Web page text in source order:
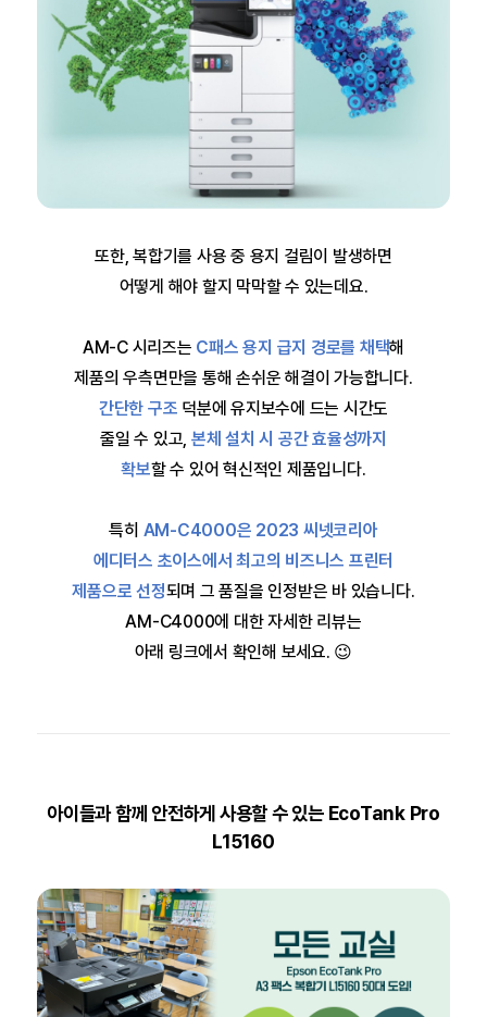
또한, 복합기를 사용 중 용지 걸림이 발생하면
어떻게 해야 할지 막막할 수 있는데요.
AM-C 시리즈는 C패스 용지 급지 경로를 채택해
제품의 우측면만을 통해 손쉬운 해결이 가능합니다.
간단한 구조 덕분에 유지보수에 드는 시간도
줄일 수 있고, 본체 설치 시 공간 효율성까지
확보할 수 있어 혁신적인 제품입니다.
특히 AM-C4000은 2023 씨넷코리아
에디터스 초이스에서 최고의 비즈니스 프린터
제품으로 선정되며 그 품질을 인정받은 바 있습니다.
AM-C4000에 대한 자세한 리뷰는
아래 링크에서 확인해 보세요. 😉
아이들과 함께 안전하게 사용할 수 있는 EcoTank Pro
L15160